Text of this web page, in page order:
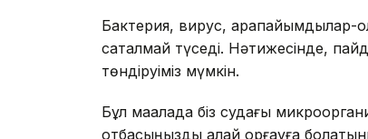
Бактерия, вирус, қарапайымдылар-
сақталмай түседі. Нәтижесінде,
төндіруіміз мүмкін.
Бұл мақалада біз судағы
отбасыңызды қалай қорғауға